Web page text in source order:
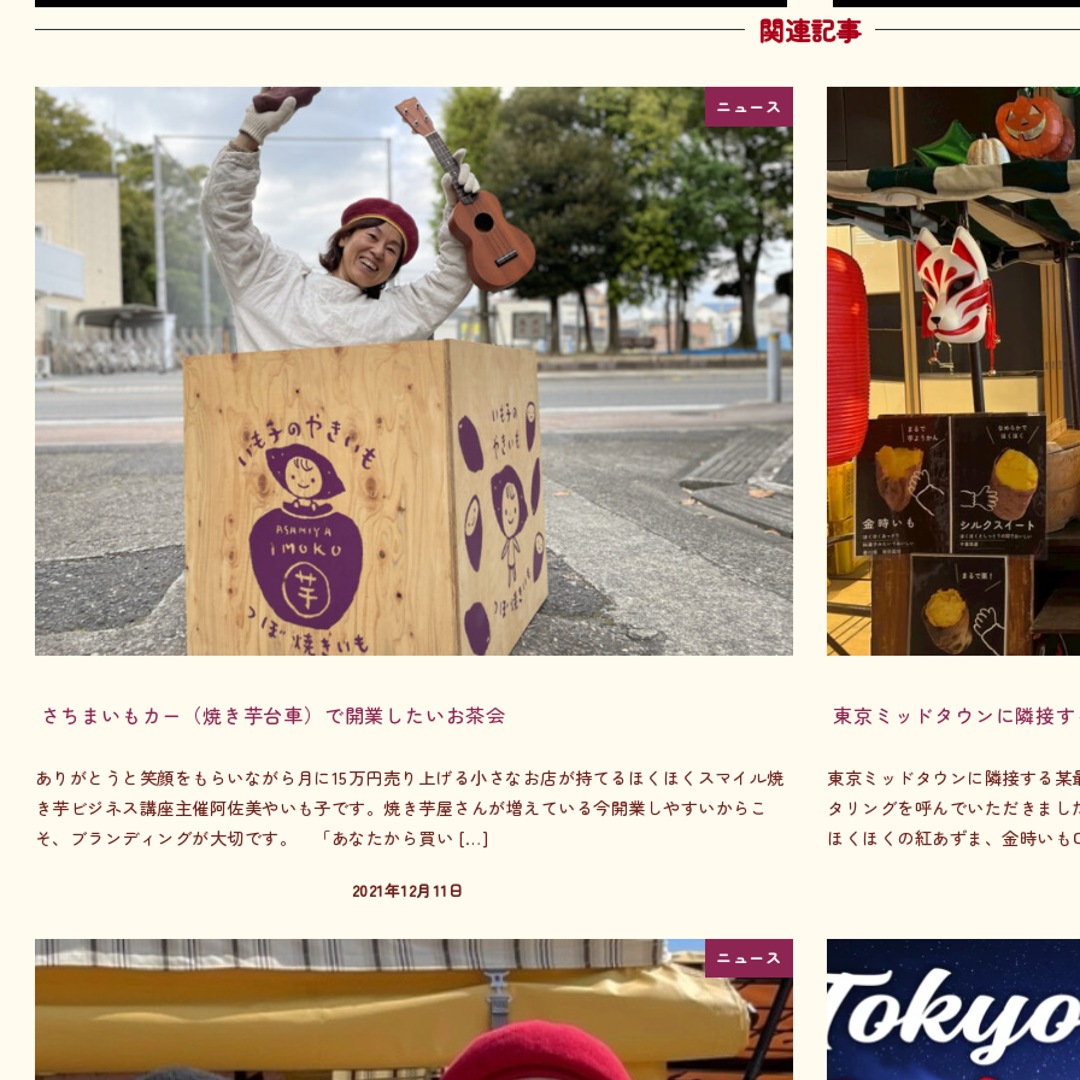
関連記事
ニュース
さちまいもカー（焼き芋台車）で開業したいお茶会
ありがとうと笑顔をもらいながら月に15万円売り上げる小さなお店が持てるほくほくスマイル焼
き芋ビジネス講座主催阿佐美やいも子です。焼き芋屋さんが増えている今開業しやすいからこ
そ、ブランディングが大切です。 「あなたから買い […]
投稿日
2021年12月11日
東京ミッドタウンに隣接
東京ミッドタウンに隣接する
タリングを呼んでいただきま
ほくほくの紅あずま、金時い
ニュース